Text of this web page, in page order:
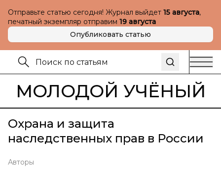
Отправьте статью сегодня! Журнал выйдет 15 августа,
печатный экземпляр отправим 19 августа
Опубликовать статью
МОЛОДОЙ УЧЁНЫЙ
Охрана и защита
наследственных прав в России
Авторы